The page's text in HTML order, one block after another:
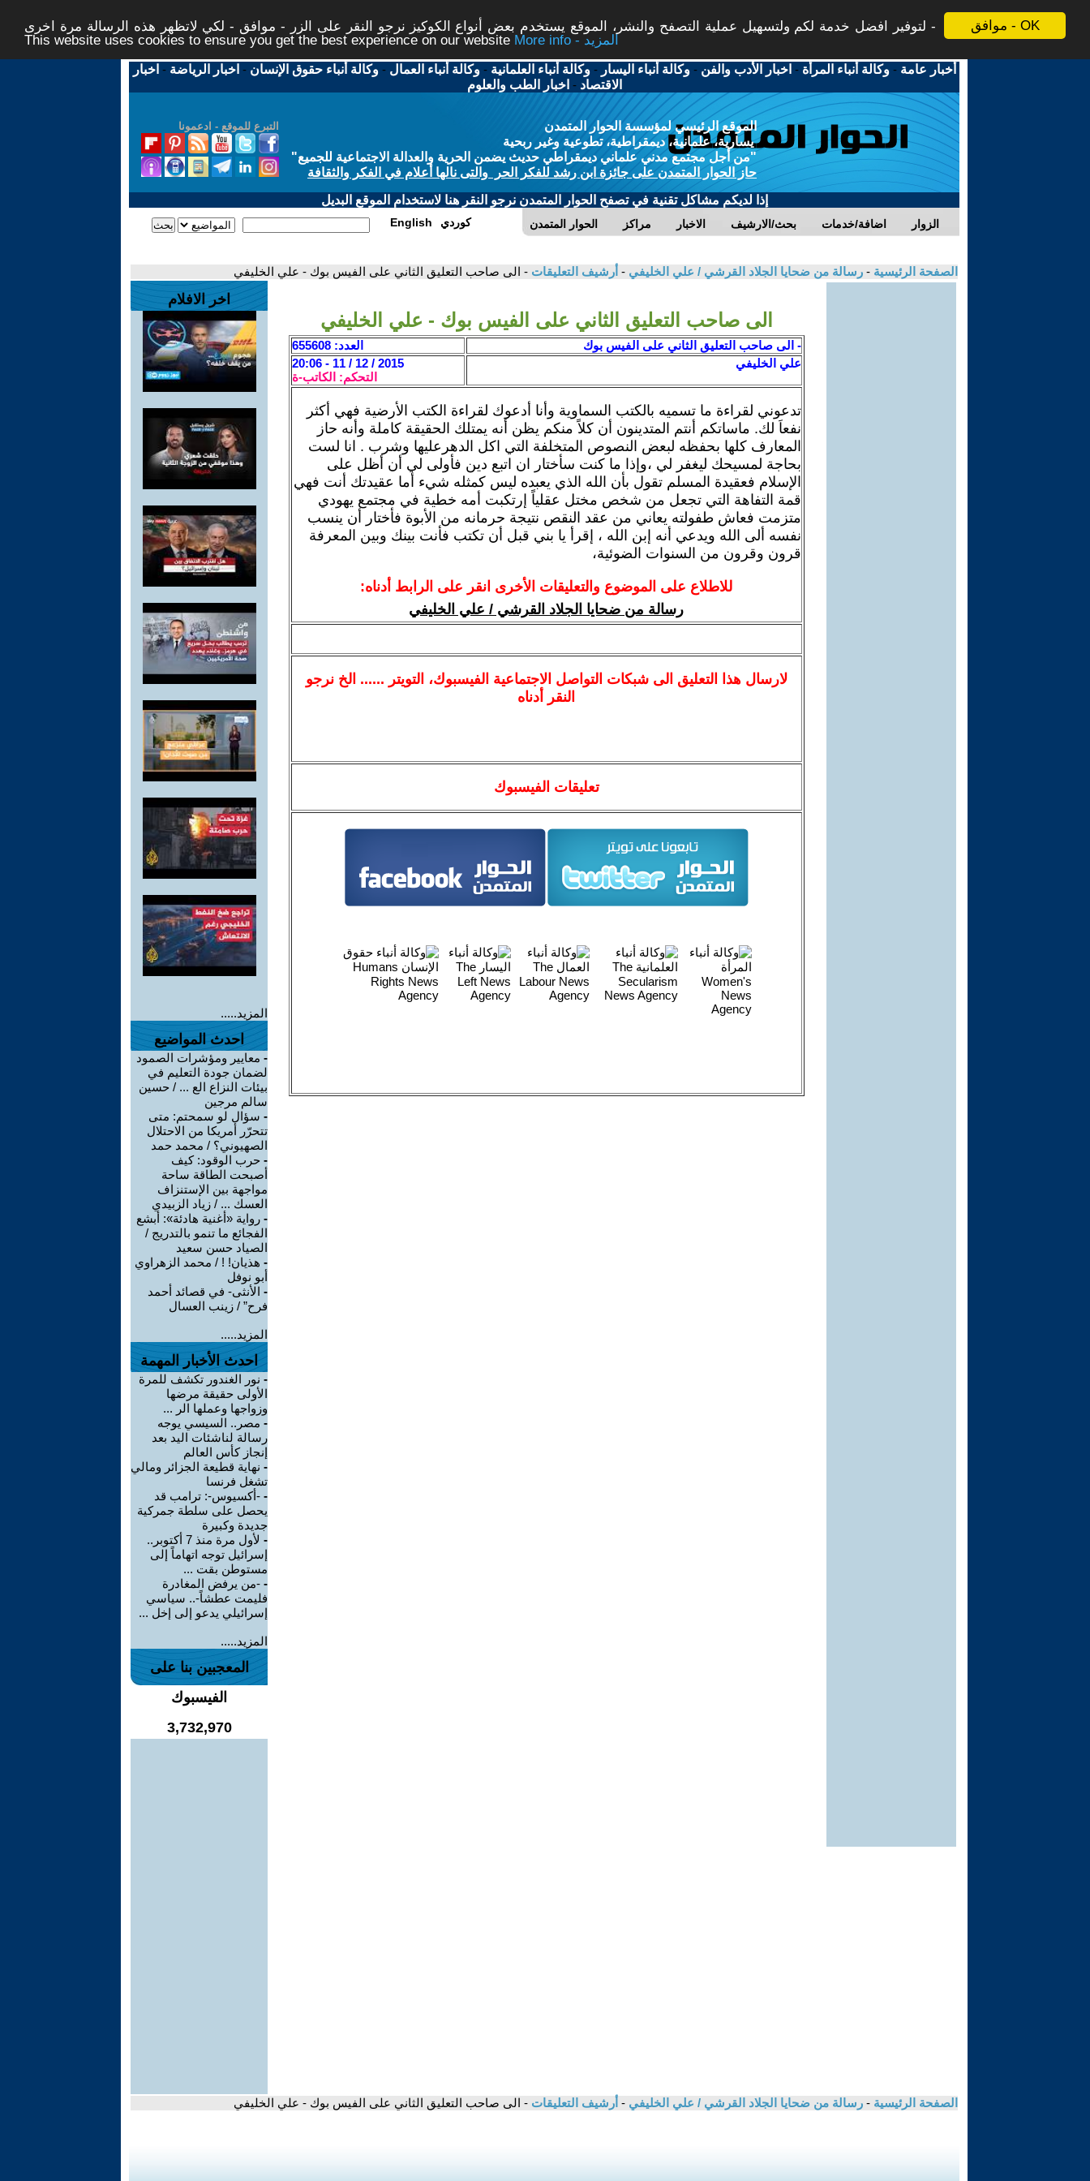
موافق - OK
لتوفير افضل خدمة لكم ولتسهيل عملية التصفح والنشر، الموقع يستخدم بعض أنواع الكوكيز نرجو النقر على الزر - موافق - لكي لاتظهر هذه الرسالة مرة اخرى -
This website uses cookies to ensure you get the best experience on our website
More info - المزيد
أخبار عامة -وكالة أنباء المرأة - اخبار الأدب والفن -وكالة أنباء اليسار -وكالة أنباء العلمانية -وكالة أنباء العمال -وكالة أنباء حقوق الإنسان - اخبار الرياضة - اخبار
الاقتصاد - اخبار الطب والعلوم
التبرع للموقع - ادعمونا
الموقع الرئيسي لمؤسسة الحوار المتمدن
يسارية، علمانية، ديمقراطية، تطوعية وغير ربحية
"من أجل مجتمع مدني علماني ديمقراطي حديث يضمن الحرية والعدالة الاجتماعية للجميع"
حاز الحوار المتمدن على جائزة ابن رشد للفكر الحر والتى نالها أعلام في الفكر والثقافة
إذا لديكم مشاكل تقنية في تصفح الحوار المتمدن نرجو النقر هنا لاستخدام الموقع البديل
الحوار المتمدن مراكز الاخبار بحث/الارشيف اضافة/خدمات الزوار English كوردي
الصفحة الرئيسية - رسالة من ضحايا الجلاد القرشي / علي الخليفي - أرشيف التعليقات - الى صاحب التعليق الثاني على الفيس بوك - علي الخليفي
الى صاحب التعليق الثاني على الفيس بوك - علي الخليفي
- الى صاحب التعليق الثاني على الفيس بوك
العدد: 655608
علي الخليفي
2015 / 12 / 11 - 20:06
التحكم: الكاتب-ة
تدعوني لقراءة ما تسميه بالكتب السماوية وأنا أدعوك لقراءة الكتب الأرضية فهي أكثر
نفعاَ لك. ماساتكم أنتم المتدينون أن كلاً منكم يظن أنه يمتلك الحقيقة كاملة وأنه حاز
المعارف كلها بحفظه لبعض النصوص المتخلفة التي اكل الدهرعليها وشرب . انا لست
بحاجة لمسيحك ليغفر لي ،وإذا ما كنت سأختار ان اتبع دين فأولى لي أن أظل على
الإسلام فعقيدة المسلم تقول بأن الله الذي يعبده ليس كمثله شيء أما عقيدتك أنت فهي
قمة التفاهة التي تجعل من شخص مختل عقلياً إرتكبت أمه خطية في مجتمع يهودي
متزمت فعاش طفولته يعاني من عقد النقص نتيجة حرمانه من الأبوة فأختار أن ينسب
نفسه ألى الله ويدعي أنه إبن الله ، إقرأ يا بني قبل أن تكتب فأنت بينك وبين المعرفة
قرون وقرون من السنوات الضوئية،
للاطلاع على الموضوع والتعليقات الأخرى انقر على الرابط أدناه:
رسالة من ضحايا الجلاد القرشي / علي الخليفي
لارسالهذا التعليق الى شبكات التواصل الاجتماعية الفيسبوك، التويتر ...... الخ نرجو
النقر أدناه
تعليقات الفيسبوك
اخر الافلام
المزيد.....
احدث المواضيع
- معايير ومؤشرات الصمود
لضمان جودة التعليم في
بيئات النزاع الع ... / حسين
سالم مرجين
- سؤال لو سمحتم: متى
تتحرّر أمريكا من الاحتلال
الصهيوني؟ / محمد حمد
- حرب الوقود: كيف
أصبحت الطاقة ساحة
مواجهة بين الإستنزاف
العسك ... / زياد الزبيدي
- رواية «أغنية هادئة»: أبشع
الفجائع ما تنمو بالتدريج /
الصياد حسن سعيد
- هذيان! ! / محمد الزهراوي
أبو نوفل
- الأنثى- في قصائد أحمد
فرح” / زينب العسال
المزيد.....
احدث الأخبار المهمة
- نور الغندور تكشف للمرة
الأولى حقيقة مرضها
وزواجها وعملها الر ...
- مصر.. السيسي يوجه
رسالة لناشئات اليد بعد
إنجاز كأس العالم
- نهاية قطيعة الجزائر ومالي
تشغل فرنسا
- -أكسيوس-: ترامب قد
يحصل على سلطة جمركية
جديدة وكبيرة
-
لأول مرة منذ 7 أكتوبر..
إسرائيل توجه اتهاماً إلى
مستوطن بقت ...
- -من يرفض المغادرة
فليمت عطشاً-.. سياسي
إسرائيلي يدعو إلى إخل ...
المزيد.....
المعجبين بنا على
الفيسبوك
3,732,970
الصفحة الرئيسية - رسالة من ضحايا الجلاد القرشي / علي الخليفي - أرشيف التعليقات - الى صاحب التعليق الثاني على الفيس بوك - علي الخليفي